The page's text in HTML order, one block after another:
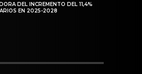
DEL INCREMENTO DEL 11,4%
EN 2025-2028